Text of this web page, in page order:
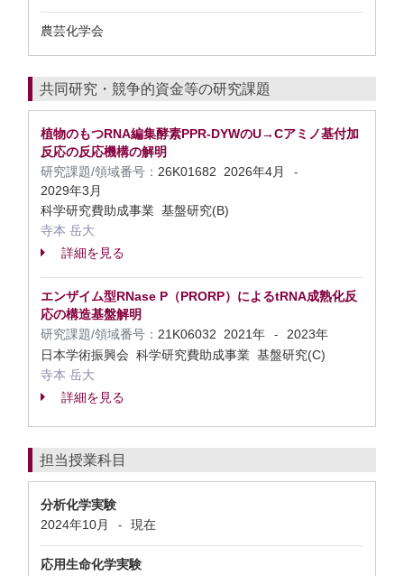
農芸化学会
共同研究・競争的資金等の研究課題
植物のもつRNA編集酵素PPR-DYWのU→Cアミノ基付加
反応の反応機構の解明
研究課題/領域番号： 26K01682 2026年4月 -
2029年3月
科学研究費助成事業 基盤研究(B)
寺本 岳大
詳細を見る
エンザイム型RNase P（PRORP）によるtRNA成熟化反
応の構造基盤解明
研究課題/領域番号： 21K06032 2021年 -
2023年
日本学術振興会 科学研究費助成事業 基盤研究(C)
寺本 岳大
詳細を見る
担当授業科目
分析化学実験
2024年10月
- 現在
応用生命化学実験